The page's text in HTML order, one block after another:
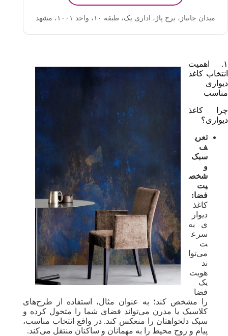
میدان جانباز، برج پاژ، اداری یک، طبقه ۱۰، واحد ۱۰۰۱ ، مشهد
۱. اهمیت
انتخاب کاغذ
دیواری
مناسب
چرا کاغذ
دیواری؟
تعری
ف
سبک
و
شخص
یت
فضا:
کاغذ
دیوار
ی به
سرع
ت
می‌توا
ند
هویت
یک
فضا
را مشخص کند؛ به عنوان مثال، استفاده از طرح‌های
کلاسیک یا مدرن می‌تواند فضای شما را متحول کرده و
سبک دلخواهتان را منعکس کند. در واقع انتخاب مناسب،
پیام و روح محیط را به مهمانان و ساکنان منتقل می‌کند.